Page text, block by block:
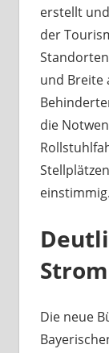
erstellt
der
und Breite
die
einstimmig.
Die neue